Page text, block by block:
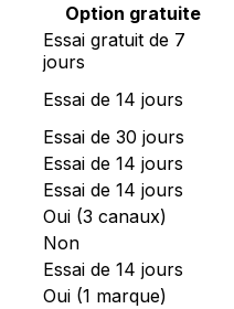
Option gratuite
Essai gratuit de 7
jours
Essai de 14 jours
Essai de 30 jours
Essai de 14 jours
Essai de 14 jours
Oui (3 canaux)
Non
Essai de 14 jours
Oui (1 marque)